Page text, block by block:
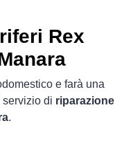
Rex
e farà una
di riparazione
.